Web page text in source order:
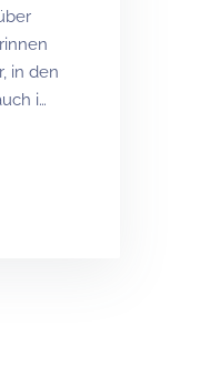
in den
i…